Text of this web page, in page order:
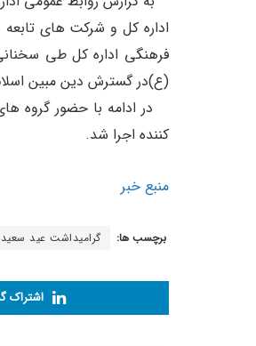
اداره کل و شرکت های تابعه
فرهنگی اداره کل طی
(ع)در گسترش دین مبین
در ادامه با حضور گروه
کننده اجرا شد.
منبع خبر
برچسب ها: گرامیداشت عید
اشتراک